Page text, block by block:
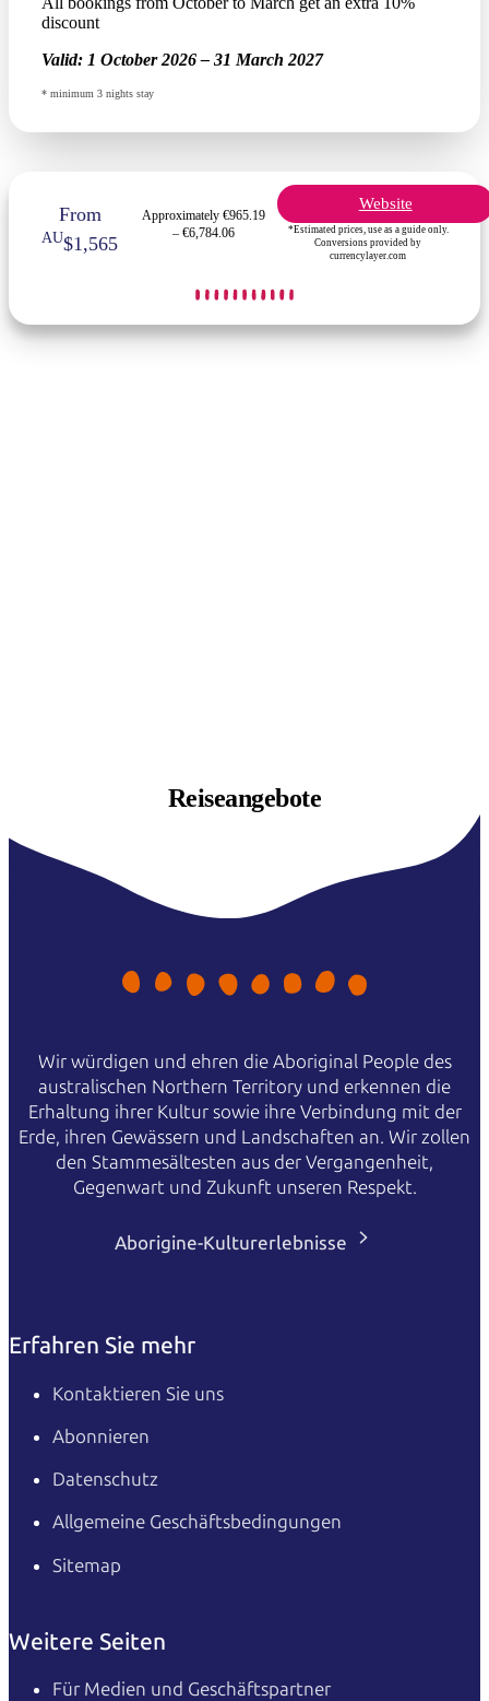
discount
Valid: 1 October 2026 – 31 March 2027
* minimum 3 nights stay
From
AU$1,565
Approximately €965.19
– €6,784.06
Website
*Estimated prices, use as a guide only.
Conversions provided by
currencylayer.com
Reiseangebote
Wir würdigen und ehren die Aboriginal People des
australischen Northern Territory und erkennen die
Erhaltung ihrer Kultur sowie ihre Verbindung mit der
Erde, ihren Gewässern und Landschaften an. Wir zollen
den Stammesältesten aus der Vergangenheit,
Gegenwart und Zukunft unseren Respekt.
Aborigine-Kulturerlebnisse
Erfahren Sie mehr
Kontaktieren Sie uns
Abonnieren
Datenschutz
Allgemeine Geschäftsbedingungen
Sitemap
Weitere Seiten
Für Medien und Geschäftspartner